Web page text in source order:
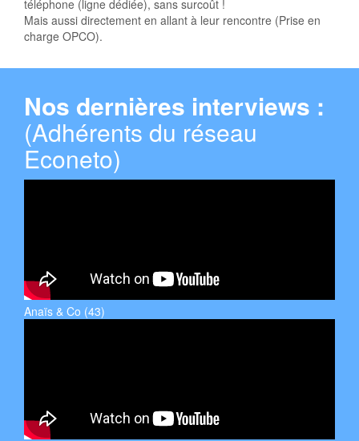
téléphone (ligne dédiée), sans surcoût !
Mais aussi directement en allant à leur rencontre (Prise en
charge OPCO).
Nos dernières interviews :
(Adhérents du réseau
Econeto)
Anaïs & Co (43)